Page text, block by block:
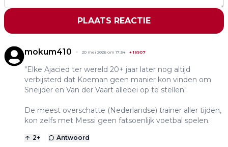
PLAATS REACTIE
mokum410 20 mei 2026 om 17:34 +16907
"Elke Ajacied ter wereld 20+ jaar later nog altijd
verbijsterd dat Koeman geen manier kon vinden om
Sneijder en Van der Vaart allebei op te stellen".
De meest overschatte (Nederlandse) trainer aller tijden,
kon zelfs met Messi geen fatsoenlijk voetbal spelen.
2+ Antwoord